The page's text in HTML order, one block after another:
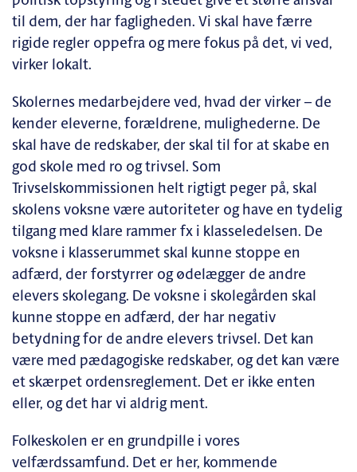
til dem, der har fagligheden. Vi skal have færre
rigide regler oppefra og mere fokus på det, vi ved,
virker lokalt.
Skolernes medarbejdere ved, hvad der virker – de
kender eleverne, forældrene, mulighederne. De
skal have de redskaber, der skal til for at skabe en
god skole med ro og trivsel. Som
Trivselskommissionen helt rigtigt peger på, skal
skolens voksne være autoriteter og have en tydelig
tilgang med klare rammer fx i klasseledelsen. De
voksne i klasserummet skal kunne stoppe en
adfærd, der forstyrrer og ødelægger de andre
elevers skolegang. De voksne i skolegården skal
kunne stoppe en adfærd, der har negativ
betydning for de andre elevers trivsel. Det kan
være med pædagogiske redskaber, og det kan være
et skærpet ordensreglement. Det er ikke enten
eller, og det har vi aldrig ment.
Folkeskolen er en grundpille i vores
velfærdssamfund. Det er her, kommende